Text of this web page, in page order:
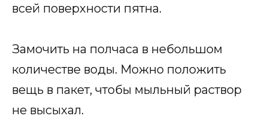
всей поверхности пятна.
Замочить на полчаса в небольшом
количестве воды. Можно положить
вещь в пакет, чтобы мыльный раствор
не высыхал.